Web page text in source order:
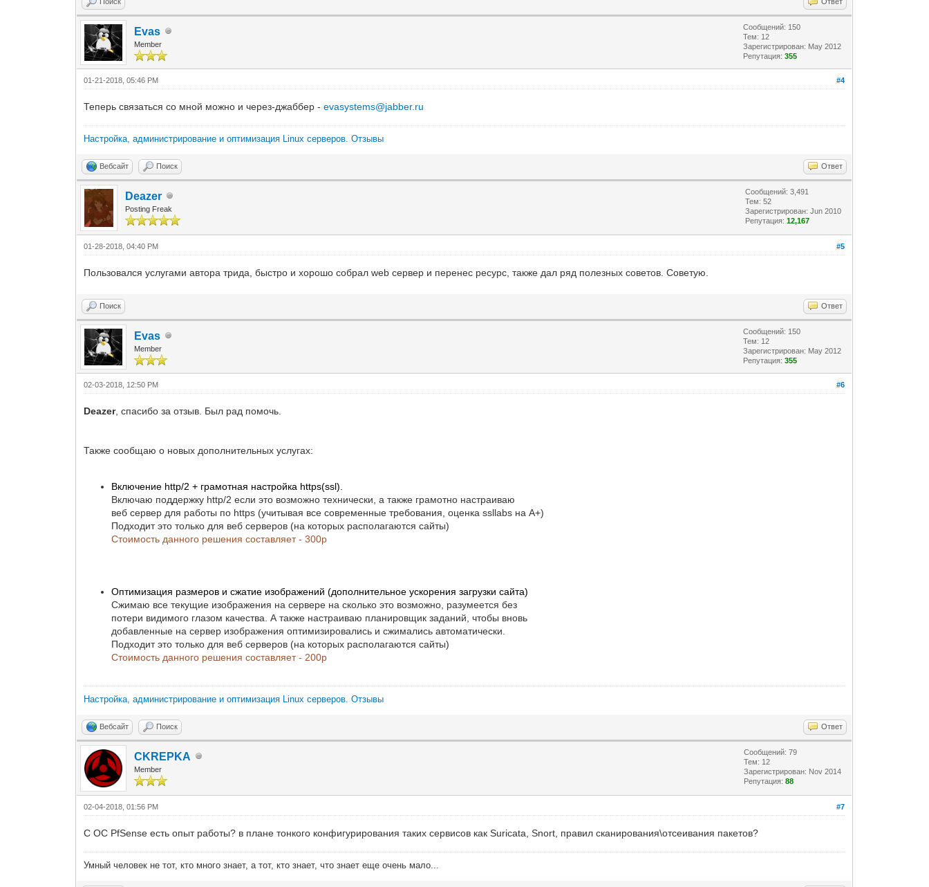
Evas
Member
Сообщений: 150
Тем: 12
Зарегистрирован: May 2012
Репутация:355
#4
01-21-2018, 05:46 PM
Теперь связаться со мной можно и через-джаббер -evasystems@jabber.ru
Настройка, администрирование и оптимизация Linux серверов. Отзывы
Вебсайт Поиск Ответ
Deazer
Posting Freak
Сообщений: 3,491
Тем: 52
Зарегистрирован: Jun 2010
Репутация:12,167
#5
01-28-2018, 04:40 PM
Пользовался услугами автора трида, быстро и хорошо собрал web сервер и перенес ресурс, также дал ряд полезных советов. Советую.
Поиск Ответ
Evas
Member
Сообщений: 150
Тем: 12
Зарегистрирован: May 2012
Репутация:355
#6
02-03-2018, 12:50 PM
Deazer, спасибо за отзыв. Был рад помочь.
Также сообщаю о новых дополнительных услугах:
Включение http/2 + грамотная настройка https(ssl).
Включаю поддержку http/2 если это возможно технически, а также грамотно настраиваю
веб сервер для работы по https (учитывая все современные требования, оценка ssllabs на A+)
Подходит это только для веб серверов (на которых располагаются сайты)
Стоимость данного решения составляет - 300р
Оптимизация размеров и сжатие изображений (дополнительное ускорения загрузки сайта)
Сжимаю все текущие изображения на сервере на сколько это возможно, разумеется без
потери видимого глазом качества. А также настраиваю планировщик заданий, чтобы вновь
добавленные на сервер изображения оптимизировались и сжимались автоматически.
Подходит это только для веб серверов (на которых располагаются сайты)
Стоимость данного решения составляет - 200р
Настройка, администрирование и оптимизация Linux серверов. Отзывы
Вебсайт Поиск Ответ
CKREPKA
Member
Сообщений: 79
Тем: 12
Зарегистрирован: Nov 2014
Репутация:88
#7
02-04-2018, 01:56 PM
С ОС PfSense есть опыт работы? в плане тонкого конфигурирования таких сервисов как Suricata, Snort, правил сканирования\отсеивания пакетов?
Умный человек не тот, кто много знает, а тот, кто знает, что знает еще очень мало...